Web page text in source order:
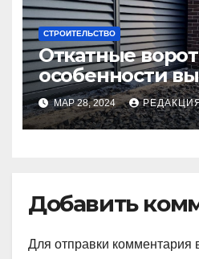
СТРОИТЕЛЬСТВО
Откатные
особенности
установки
МАР 28, 2024
Добавить
Для отправки комментария